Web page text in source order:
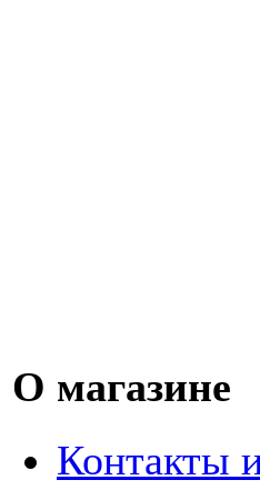
О магазине
Контакты